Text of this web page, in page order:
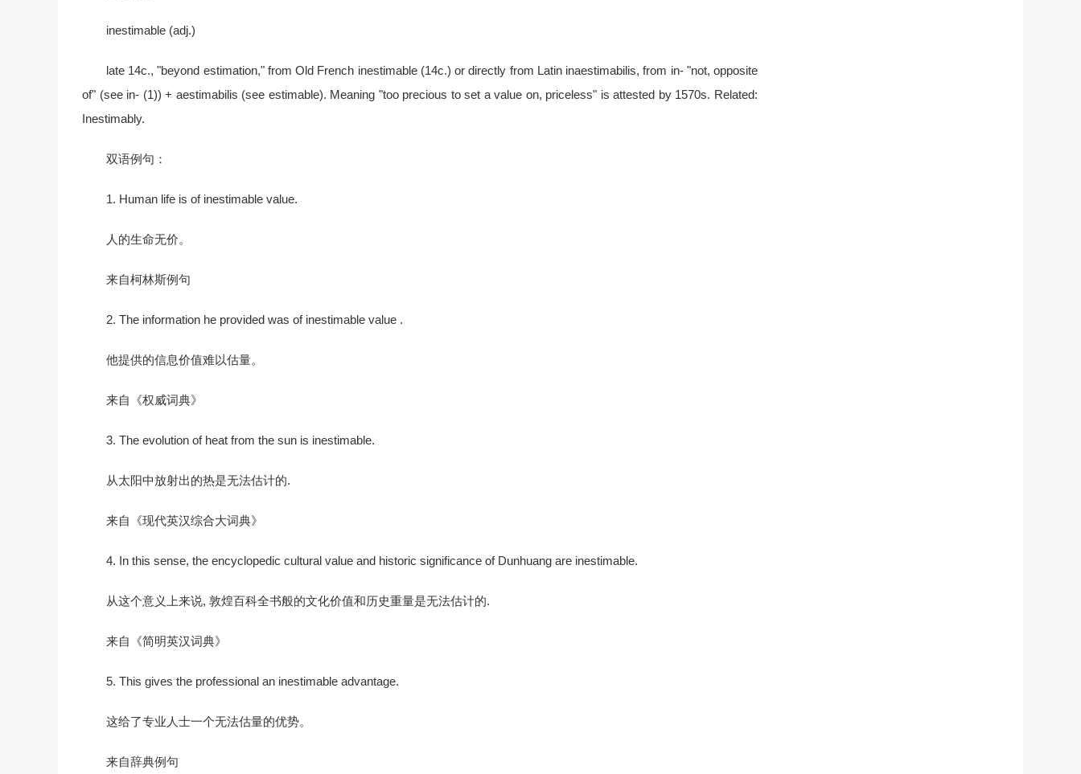
inestimable (adj.)
late 14c., "beyond estimation," from Old French inestimable (14c.) or directly from Latin inaestimabilis, from in- "not, opposite
of" (see in- (1)) + aestimabilis (see estimable). Meaning "too precious to set a value on, priceless" is attested by 1570s. Related:
Inestimably.
双语例句：
1. Human life is of inestimable value.
人的生命无价。
来自柯林斯例句
2. The information he provided was of inestimable value .
他提供的信息价值难以估量。
来自《权威词典》
3. The evolution of heat from the sun is inestimable.
从太阳中放射出的热是无法估计的.
来自《现代英汉综合大词典》
4. In this sense, the encyclopedic cultural value and historic significance of Dunhuang are inestimable.
从这个意义上来说, 敦煌百科全书般的文化价值和历史重量是无法估计的.
来自《简明英汉词典》
5. This gives the professional an inestimable advantage.
这给了专业人士一个无法估量的优势。
来自辞典例句